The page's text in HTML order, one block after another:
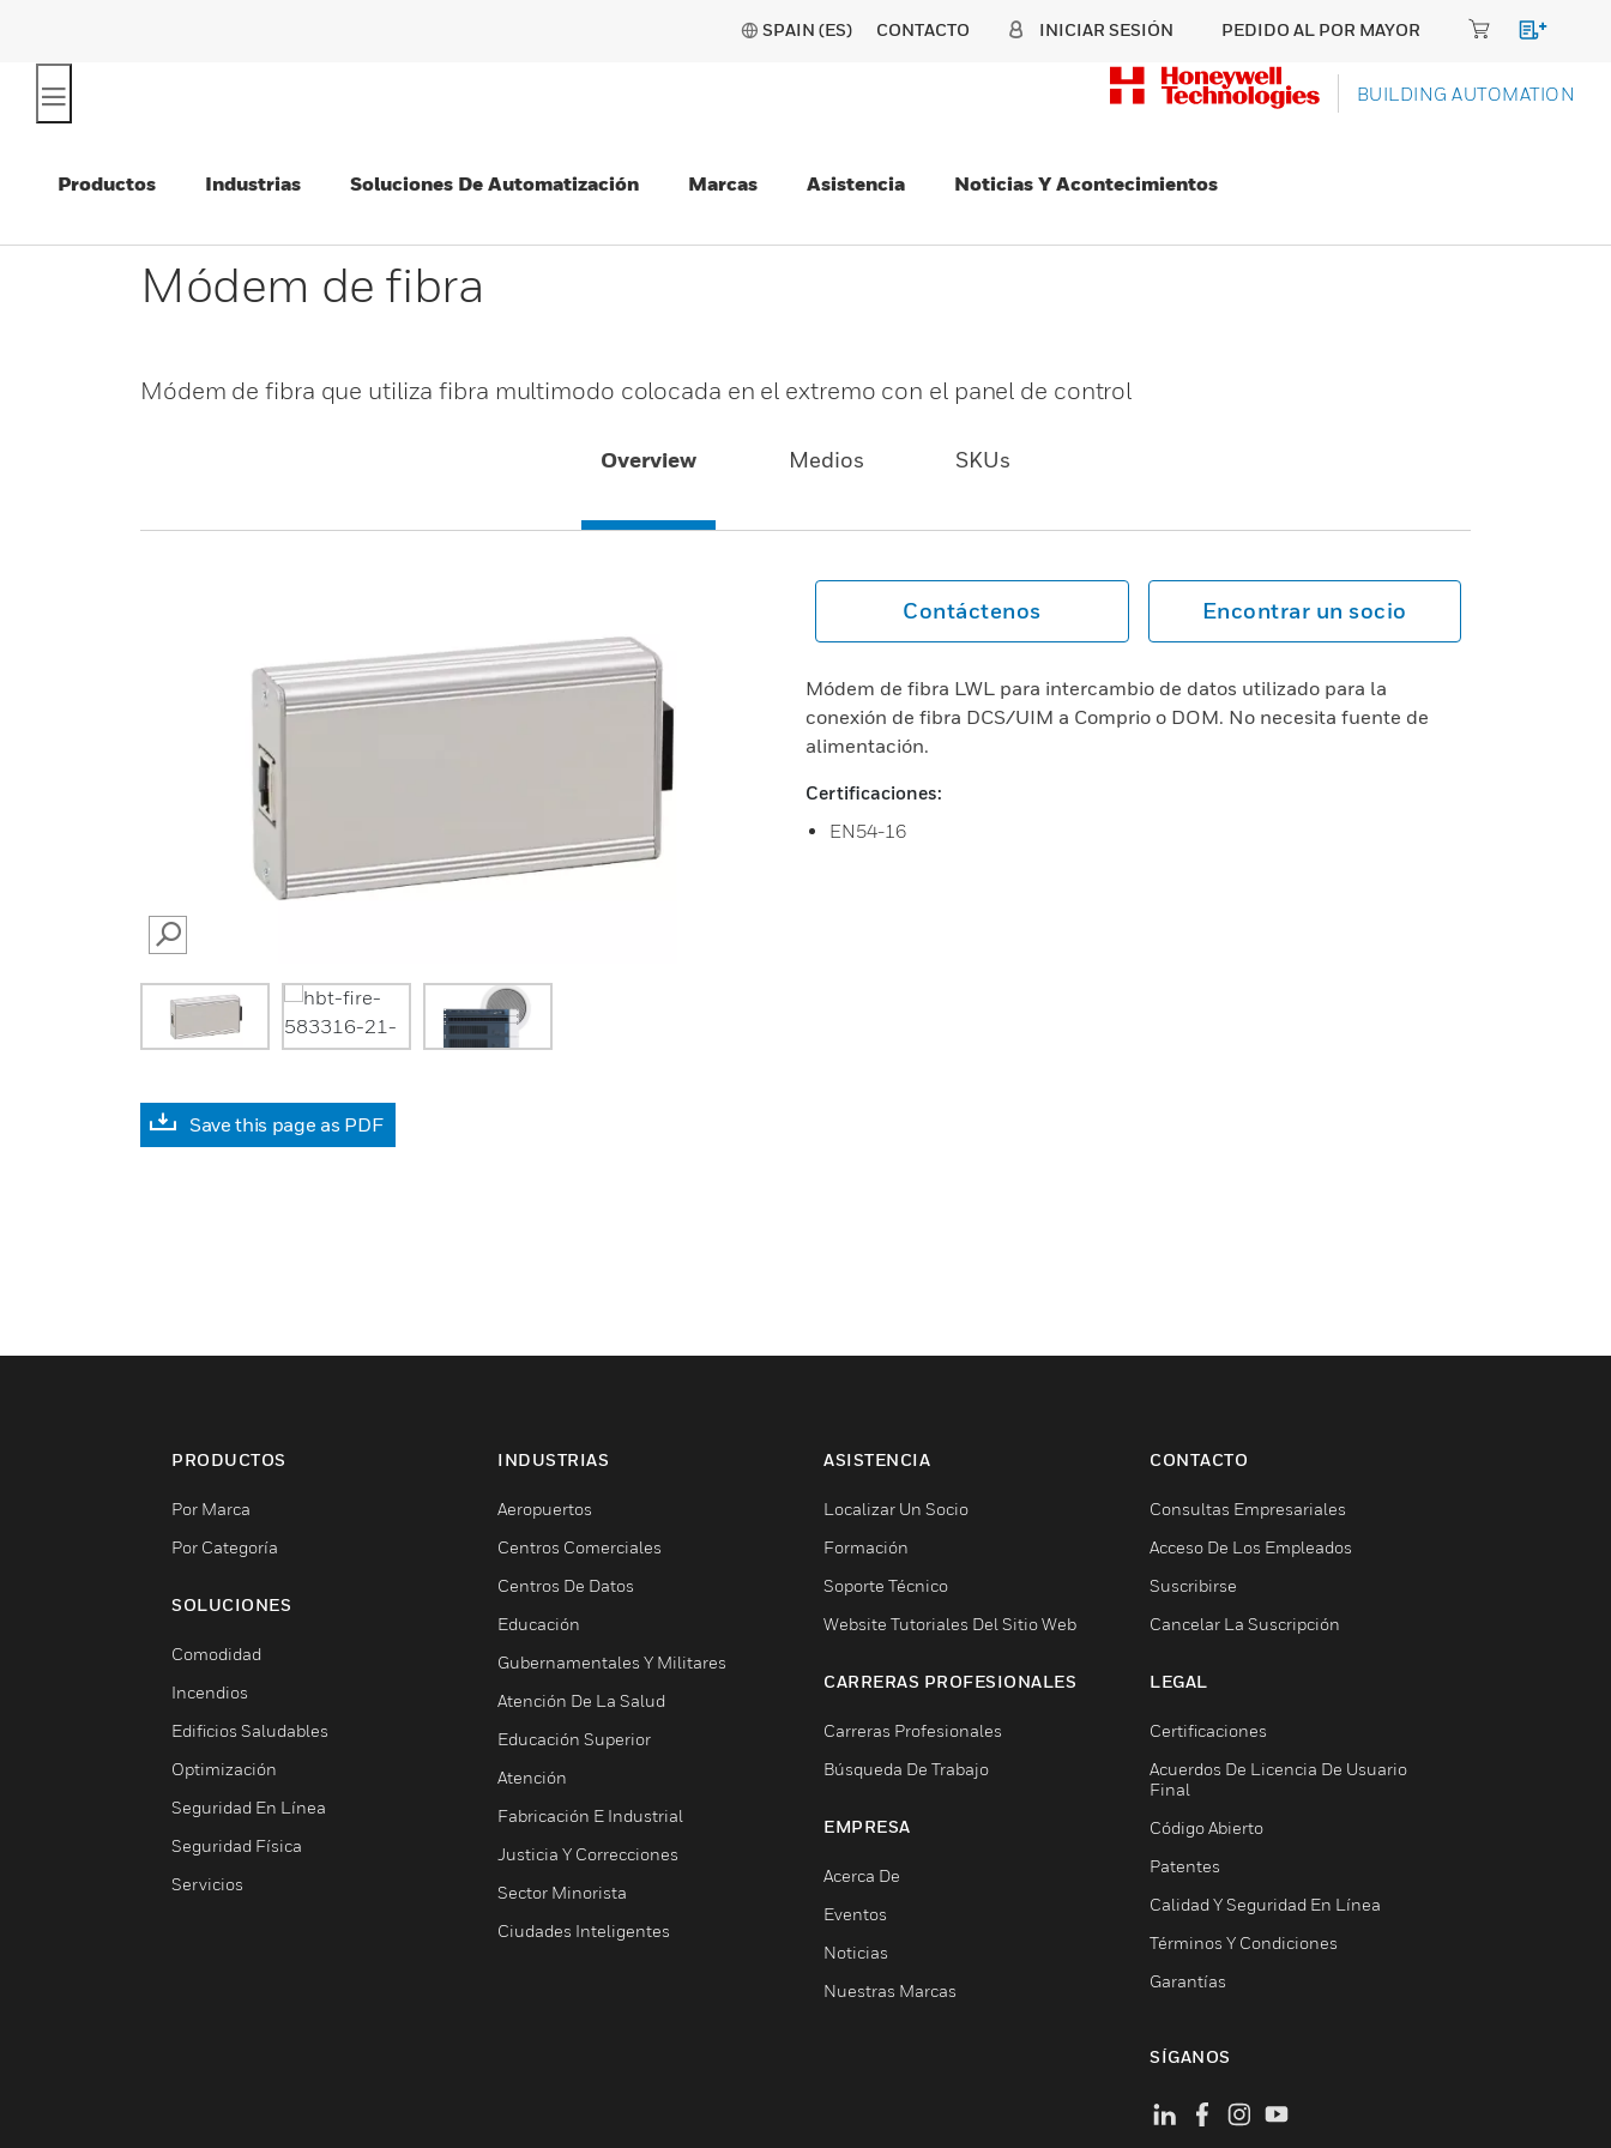
SPAIN (ES) CONTACTO INICIAR SESIÓN PEDIDO AL POR MAYOR
BUILDING AUTOMATION
Productos Industrias Soluciones De Automatización Marcas Asistencia Noticias Y Acontecimientos
Módem de fibra
Módem de fibra que utiliza fibra multimodo colocada en el extremo con el panel de control
Overview Medios SKUs
SEARCH
Save this page as PDF
Contáctenos Encontrar un socio
Módem de fibra LWL para intercambio de datos utilizado para la
conexión de fibra DCS/UIM a Comprio o DOM. No necesita fuente de
alimentación.
Certificaciones:
EN54-16
PRODUCTOS
Por Marca
Por Categoría
SOLUCIONES
Comodidad
Incendios
Edificios Saludables
Optimización
Seguridad En Línea
Seguridad Física
Servicios
INDUSTRIAS
Aeropuertos
Centros Comerciales
Centros De Datos
Educación
Gubernamentales Y Militares
Atención De La Salud
Educación Superior
Atención
Fabricación E Industrial
Justicia Y Correcciones
Sector Minorista
Ciudades Inteligentes
ASISTENCIA
Localizar Un Socio
Formación
Soporte Técnico
Website Tutoriales Del Sitio Web
CARRERAS PROFESIONALES
Carreras Profesionales
Búsqueda De Trabajo
EMPRESA
Acerca De
Eventos
Noticias
Nuestras Marcas
CONTACTO
Consultas Empresariales
Acceso De Los Empleados
Suscribirse
Cancelar La Suscripción
LEGAL
Certificaciones
Acuerdos De Licencia De Usuario
Final
Código Abierto
Patentes
Calidad Y Seguridad En Línea
Términos Y Condiciones
Garantías
SÍGANOS